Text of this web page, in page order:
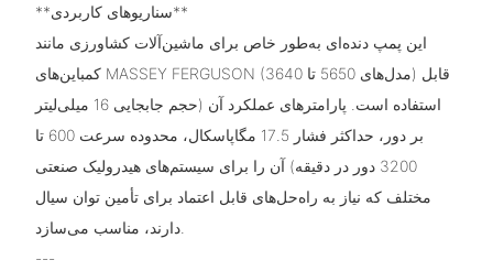
**سناریوهای کاربردی**
این پمپ دنده‌ای به‌طور خاص برای ماشین‌آلات کشاورزی مانند
کمباین‌های MASSEY FERGUSON (مدل‌های 5650 تا 3640) قابل
استفاده است. پارامترهای عملکرد آن (حجم جابجایی 16 میلی‌لیتر
بر دور، حداکثر فشار 17.5 مگاپاسکال، محدوده سرعت 600 تا
3200 دور در دقیقه) آن را برای سیستم‌های هیدرولیک صنعتی
مختلف که نیاز به راه‌حل‌های قابل اعتماد برای تأمین توان سیال
دارند، مناسب می‌سازد.
---